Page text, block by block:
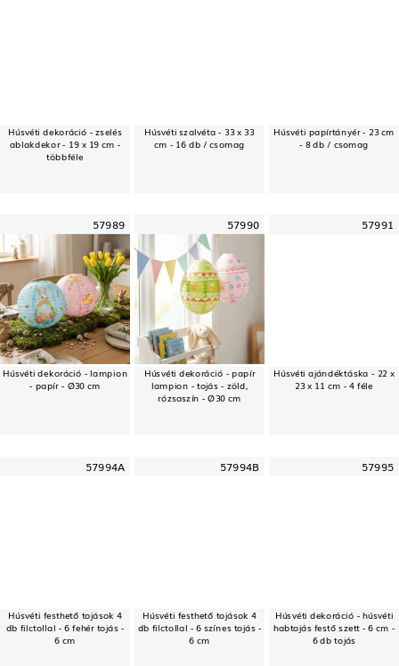
Húsvéti dekoráció - zselés
ablakdekor - 19 x 19 cm -
többféle
Húsvéti szalvéta - 33 x 33
cm - 16 db / csomag
Húsvéti papírtányér - 23 cm
- 8 db / csomag
57989
Húsvéti dekoráció - lampion
- papír - Ø30 cm
57990
Húsvéti dekoráció - papír
lampion - tojás - zöld,
rózsaszín - Ø30 cm
57991
Húsvéti ajándéktáska - 22 x
23 x 11 cm - 4 féle
57994A
Húsvéti festhető tojások 4
db filctollal - 6 fehér tojás -
6 cm
57994B
Húsvéti festhető tojások 4
db filctollal - 6 színes tojás -
6 cm
57995
Húsvéti dekoráció - húsvéti
habtojás festő szett - 6 cm -
6 db tojás